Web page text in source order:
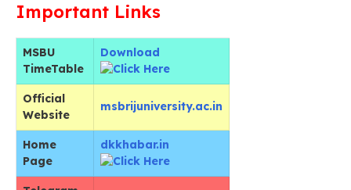
Important Links
MSBU
TimeTable
Download
Official
Website
msbrijuniversity.ac.in
Home
Page
dkkhabar.in